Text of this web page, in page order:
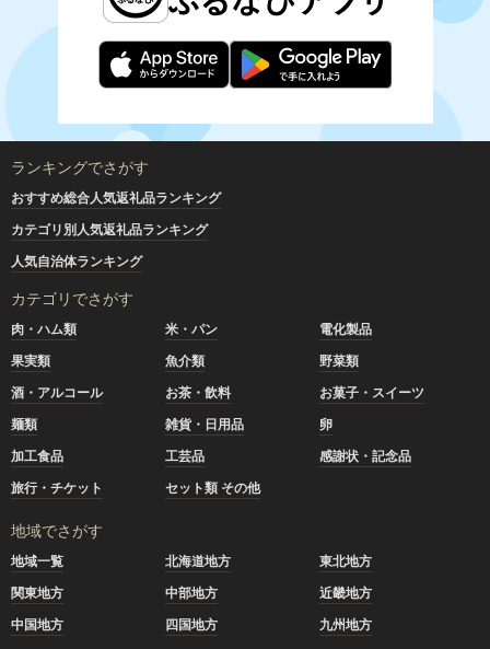
ランキングでさがす
おすすめ総合人気返礼品ランキング
カテゴリ別人気返礼品ランキング
人気自治体ランキング
カテゴリでさがす
肉・ハム類 米・パン
電化製品
果実類
魚介類
野菜類
酒・アルコール
お茶・飲料
お菓子・スイーツ
麺類
雑貨・日用品
卵
加工食品
工芸品
感謝状・記念品
旅行・チケット
セット類 その他
地域でさがす
地域一覧 北海道地方
東北地方
関東地方
中部地方
近畿地方
中国地方
四国地方 九州地方